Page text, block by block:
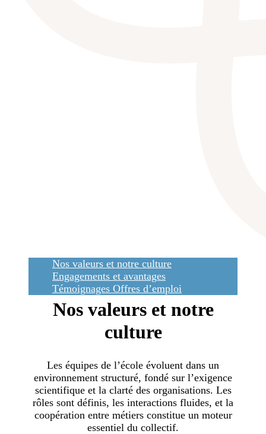
Nos valeurs et notre culture
Engagements et avantages
Témoignages Offres d’emploi
Nos valeurs et notre
culture
Les équipes de l’école évoluent dans un
environnement structuré, fondé sur l’exigence
scientifique et la clarté des organisations. Les
rôles sont définis, les interactions fluides, et la
coopération entre métiers constitue un moteur
essentiel du collectif.